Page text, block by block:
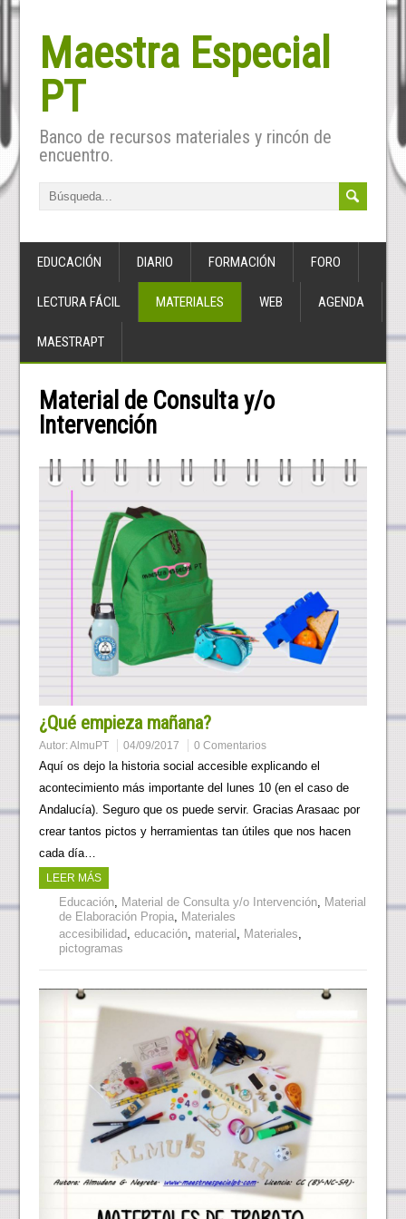
Maestra Especial
PT
Banco de recursos materiales y rincón de
encuentro.
EDUCACIÓN DIARIO FORMACIÓN FORO
LECTURA FÁCIL MATERIALES WEB AGENDA
MAESTRAPT
Material de Consulta y/o
Intervención
¿Qué empieza mañana?
Autor:AlmuPT 04/09/2017 0 Comentarios
Aquí os dejo la historia social accesible explicando el
acontecimiento más importante del lunes 10 (en el caso de
Andalucía). Seguro que os puede servir. Gracias Arasaac por
crear tantos pictos y herramientas tan útiles que nos hacen
cada día…
LEER MÁS
Educación, Material de Consulta y/o Intervención, Material
de Elaboración Propia, Materiales
accesibilidad, educación, material , Materiales,
pictogramas